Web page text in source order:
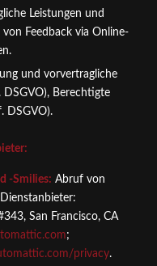
Leistungen und
von Feedback via Online-
und vorvertragliche
Berechtigte
DSGVO).
-Smilies: Abruf von
San Francisco, CA
;
privacy.